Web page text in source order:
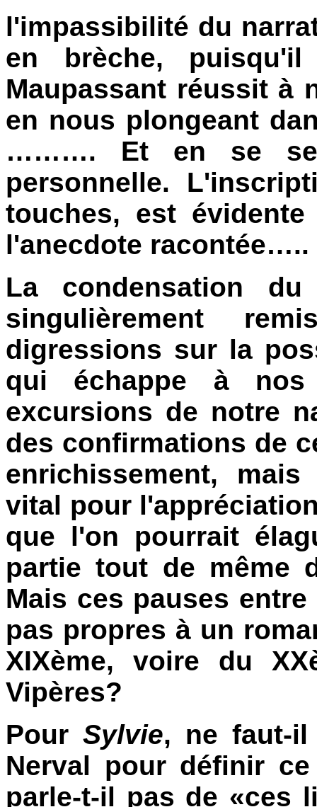
l'impassibilité du
en brèche,
Maupassant réussit à
en nous plongeant
………. Et en se
personnelle.
touches, est
l'anecdote racontée…..
La condensation
singulièrement
digressions sur la
qui échappe à
excursions de notre
des confirmations de
enrichissement,
vital pour
que l'on pourrait
partie tout de
Mais ces pauses
pas propres à un
XIXème, voire du
Vipères?
Pour Sylvie, ne faut-
Nerval pour définir
parle-t-il pas de «ces